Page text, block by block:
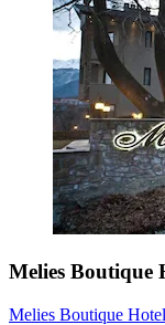
Melies Boutique
Melies Boutique Hotel